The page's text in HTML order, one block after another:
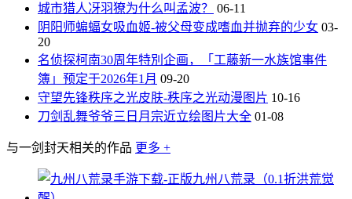
城市猎人冴羽獠为什么叫孟波？
06-11
阴阳师蝙蝠女吸血姬-被父母变成嗜血并抛弃的少女 03-
20
名侦探柯南30周年特別企画，「工藤新一水族馆事件
簿」预定于2026年1月 09-20
守望先锋秩序之光皮肤-秩序之光动漫图片 10-16
刀剑乱舞爷爷三日月宗近立绘图片大全 01-08
与一剑封天相关的作品 更多 +